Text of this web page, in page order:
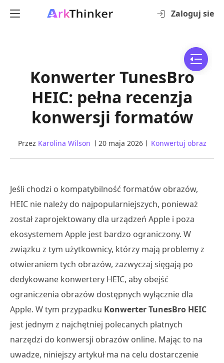
Zaloguj sie
Konwerter TunesBro
HEIC: pełna recenzja
konwersji formatów
Przez Karolina Wilson 20 maja 2026 Konwertuj obraz
Jeśli chodzi o kompatybilność formatów obrazów,
HEIC nie należy do najpopularniejszych, ponieważ
został zaprojektowany dla urządzeń Apple i poza
ekosystemem Apple jest bardzo ograniczony. W
związku z tym użytkownicy, którzy mają problemy z
otwieraniem tych obrazów, zazwyczaj sięgają po
dedykowane konwertery HEIC, aby obejść
ograniczenia obrazów dostępnych wyłącznie dla
Apple. W tym przypadku Konwerter TunesBro HEIC
jest jednym z najchętniej polecanych płatnych
narzędzi do konwersji obrazów online. Mając to na
uwadze, niniejszy artykuł ma na celu dostarczenie